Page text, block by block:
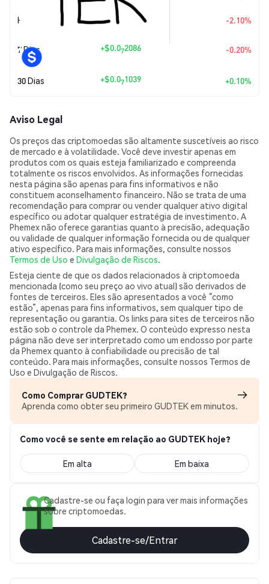
Hoje $-0.00000022 -2.10%
7 Dias +$0.072086 -0.20%
30 Dias +$0.071039 +0.10%
Aviso Legal
Os preços das criptomoedas são altamente suscetíveis ao risco
de mercado e à volatilidade. Você deve investir apenas em
produtos com os quais esteja familiarizado e compreenda
totalmente os riscos envolvidos. As informações fornecidas
nesta página são apenas para fins informativos e não
constituem aconselhamento financeiro. Não se trata de uma
recomendação para comprar ou vender qualquer ativo digital
específico ou adotar qualquer estratégia de investimento. A
Phemex não oferece garantias quanto à precisão, adequação
ou validade de qualquer informação fornecida ou de qualquer
ativo específico. Para mais informações, consulte nossos
Termos de Uso e Divulgação de Riscos.
Esteja ciente de que os dados relacionados à criptomoeda
mencionada (como seu preço ao vivo atual) são derivados de
fontes de terceiros. Eles são apresentados a você “como
estão”, apenas para fins informativos, sem qualquer tipo de
representação ou garantia. Os links para sites de terceiros não
estão sob o controle da Phemex. O conteúdo expresso nesta
página não deve ser interpretado como um endosso por parte
da Phemex quanto à confiabilidade ou precisão de tal
conteúdo. Para mais informações, consulte nossos Termos de
Uso e Divulgação de Riscos.
Como Comprar GUDTEK?
Aprenda como obter seu primeiro GUDTEK em minutos.
Como você se sente em relação ao GUDTEK hoje?
Em alta Em baixa
Cadastre-se ou faça login para ver mais informações
sobre criptomoedas.
Cadastre-se/Entrar